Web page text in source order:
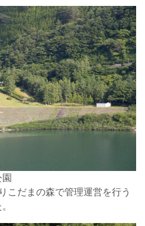
こだまの森で管理運営を行う